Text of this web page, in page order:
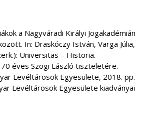
a Nagyváradi Királyi Jogakadémián
In: Draskóczy István, Varga Júlia,
Universitas – Historia.
70 éves Szögi László tiszteletére.
Levéltárosok Egyesülete, 2018. pp.
Levéltárosok Egyesülete kiadványai